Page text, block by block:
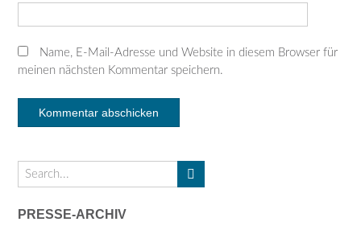
Name, E-Mail-Adresse und Website in diesem Browser für
meinen nächsten Kommentar speichern.
PRESSE-ARCHIV